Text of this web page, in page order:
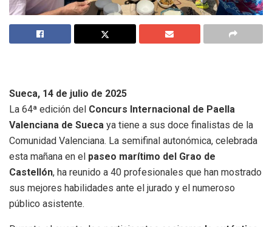
Sueca, 14 de julio de 2025
La 64ª edición del Concurs Internacional de Paella
Valenciana de Sueca ya tiene a sus doce finalistas de la
Comunidad Valenciana. La semifinal autonómica, celebrada
esta mañana en el paseo marítimo del Grao de
Castellón, ha reunido a 40 profesionales que han mostrado
sus mejores habilidades ante el jurado y el numeroso
público asistente.